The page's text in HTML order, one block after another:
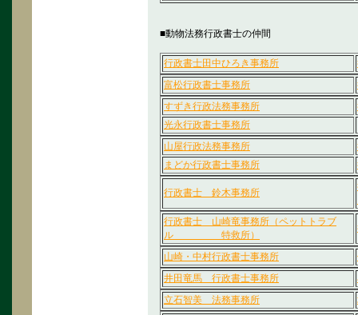
■動物法務行政書士の仲間
行政書士田中ひろき事務所
富松行政書士事務所
すずき行政法務事務所
光永行政書士事務所
山屋行政法務事務所
まどか行政書士事務所
行政書士 鈴木事務所
行政書士 山崎竜事務所（ペットトラブ
ル 特救所）
山崎・中村行政書士事務所
井田竜馬 行政書士事務所
立石智美 法務事務所